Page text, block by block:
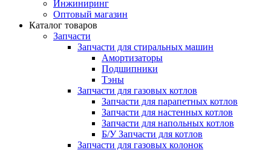
Инжиниринг
Оптовый магазин
Каталог товаров
Запчасти
Запчасти для стиральных машин
Амортизаторы
Подшипники
Тэны
Запчасти для газовых котлов
Запчасти для парапетных котлов
Запчасти для настенных котлов
Запчасти для напольных котлов
Б/У Запчасти для котлов
Запчасти для газовых колонок